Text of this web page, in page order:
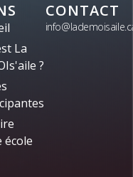
La
?
école
CONTACT